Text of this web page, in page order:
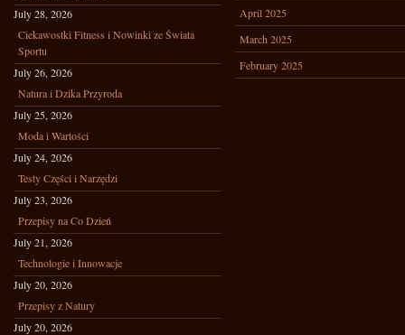
July 28, 2026
Ciekawostki Fitness i Nowinki ze Świata
Sportu
July 26, 2026
Natura i Dzika Przyroda
July 25, 2026
Moda i Wartości
July 24, 2026
Testy Części i Narzędzi
July 23, 2026
Przepisy na Co Dzień
July 21, 2026
Technologie i Innowacje
July 20, 2026
Przepisy z Natury
July 20, 2026
April 2025
March 2025
February 2025